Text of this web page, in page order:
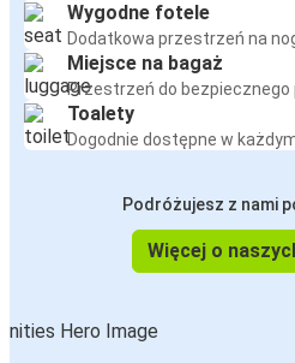
Wygodne fotele
Dodatkowa przestrzeń na
Miejsce na bagaż
Przestrzeń do
Toalety
Dogodnie dostępne w
Podróżujesz z nami
Więcej o